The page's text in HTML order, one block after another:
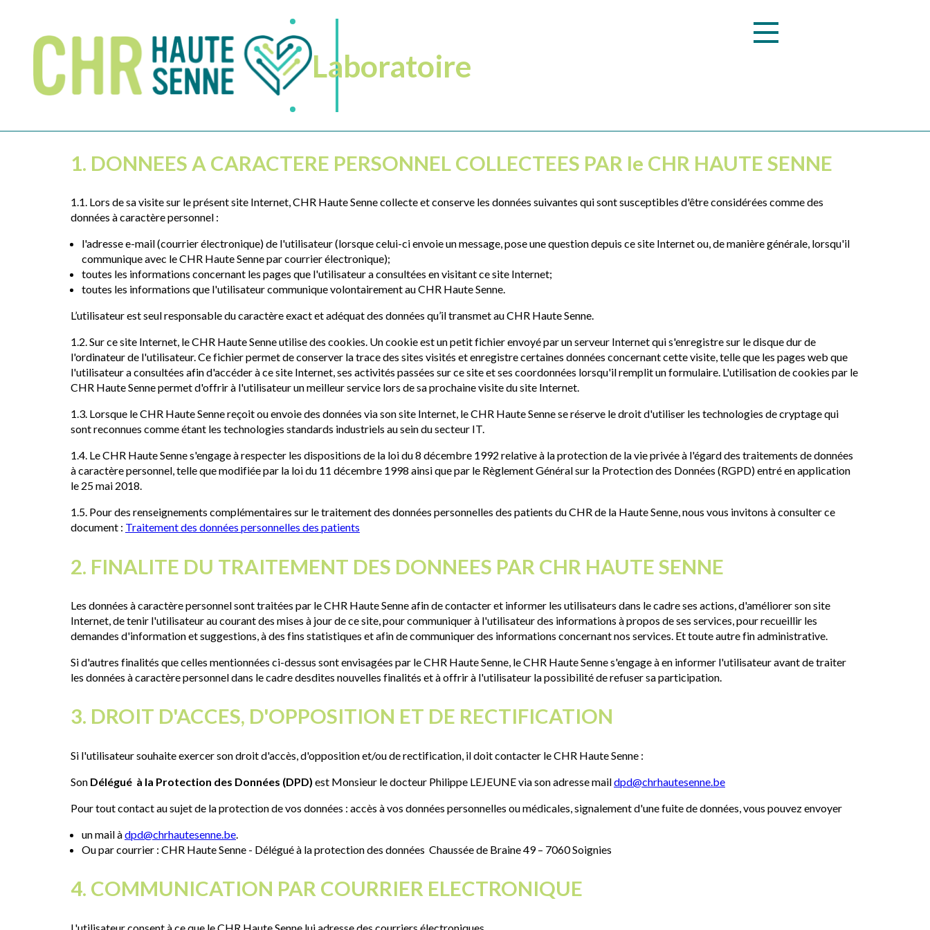
contenu
principal
Laboratoire
1. DONNEES A CARACTERE PERSONNEL COLLECTEES PAR le CHR HAUTE SENNE
1.1. Lors de sa visite sur le présent site Internet, CHR Haute Senne collecte et conserve les données suivantes qui sont susceptibles d'être considérées comme des
données à caractère personnel :
l'adresse e-mail (courrier électronique) de l'utilisateur (lorsque celui-ci envoie un message, pose une question depuis ce site Internet ou, de manièregénérale, lorsqu'il
communique avec le CHR Haute Senne par courrier électronique);
toutes les informations concernant les pages que l'utilisateur a consultées en visitant ce site Internet;
toutes les informations que l'utilisateur communique volontairement au CHR Haute Senne.
L’utilisateur est seul responsable du caractère exact et adéquat des données qu’il transmet au CHR Haute Senne.
1.2. Sur ce site Internet, le CHR Haute Senne utilise des cookies. Un cookie est un petit fichier envoyé par un serveur Internet qui s'enregistre sur le disque dur de
l'ordinateur de l'utilisateur. Ce fichier permet de conserver la trace des sites visités et enregistre certaines données concernant cette visite, telle que les pages web que
l'utilisateur a consultées afin d'accéder à ce site Internet, ses activités passées sur ce site et ses coordonnées lorsqu'il remplit un formulaire. L'utilisation de cookies par le
CHR Haute Senne permet d'offrir à l'utilisateur un meilleur service lors de sa prochaine visite du site Internet.
1.3. Lorsque le CHR Haute Senne reçoit ou envoie des données via son site Internet, le CHR Haute Senne se réserve le droit d'utiliser les technologies de cryptage qui
sont reconnues comme étant les technologies standards industriels au sein du secteur IT.
1.4. Le CHR Haute Senne s'engage à respecter les dispositions de la loi du 8 décembre 1992 relative à la protection de la vie privée à l'égard des traitements de données
à caractère personnel, telle que modifiée par la loi du 11 décembre 1998 ainsi que par le Règlement Général sur la Protection des Données (RGPD) entré en application
le 25 mai 2018.
1.5. Pour des renseignements complémentaires sur le traitement des données personnelles des patients du CHR de la Haute Senne, nous vous invitons à consulter ce
document : Traitement des données personnelles des patients
2. FINALITE DU TRAITEMENT DES DONNEES PAR CHR HAUTE SENNE
Les données à caractère personnel sont traitées par le CHR Haute Senne afin de contacter et informer les utilisateurs dans le cadre ses actions, d'améliorer son site
Internet, de tenir l'utilisateur au courant des mises à jour de ce site, pour communiquer à l'utilisateur des informations à propos de ses services, pour recueillir les
demandes d'information et suggestions, à des fins statistiques et afin de communiquer des informations concernant nos services. Et toute autre fin administrative.
Si d'autres finalités que celles mentionnées ci-dessus sont envisagées par le CHR Haute Senne, le CHR Haute Senne s'engage à en informer l'utilisateur avant de traiter
les données à caractère personnel dans le cadre desdites nouvelles finalités et à offrir à l'utilisateur la possibilité de refuser sa participation.
3. DROIT D'ACCES, D'OPPOSITION ET DE RECTIFICATION
Si l'utilisateur souhaite exercer son droit d'accès, d'opposition et/ou de rectification, il doit contacter le CHR Haute Senne :
Son Délégué à la Protection des Données (DPD) est Monsieur le docteur Philippe LEJEUNE via son adresse maildpd@chrhautesenne.be
Pour tout contact au sujet de la protection de vos données : accès à vos données personnelles ou médicales, signalement d'une fuite de données, vous pouvez envoyer
un mail àdpd@chrhautesenne.be
Ou par courrier : CHR Haute Senne - Délégué à la protection des données Chaussée de Braine 49 – 7060 Soignies
4. COMMUNICATION PAR COURRIER ELECTRONIQUE
L'utilisateur consent à ce que le CHR Haute Senne lui adresse des courriers électroniques.